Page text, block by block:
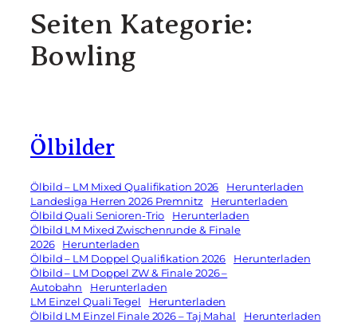
Seiten Kategorie:
Bowling
Ölbilder
Ölbild – LM Mixed Qualifikation 2026
Herunterladen
Landesliga Herren 2026 Premnitz
Herunterladen
Ölbild Quali Senioren-Trio
Herunterladen
Ölbild LM Mixed Zwischenrunde & Finale
2026
Herunterladen
Ölbild – LM Doppel Qualifikation 2026
Herunterladen
Ölbild – LM Doppel ZW & Finale 2026 –
Autobahn
Herunterladen
LM Einzel Quali Tegel
Herunterladen
Ölbild LM Einzel Finale 2026 – Taj Mahal
Herunterladen